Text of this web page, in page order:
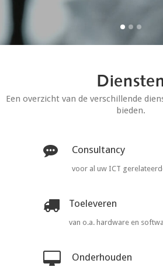
Een overzicht van de verschillende
bieden.
Consultancy
voor al uw ICT
Toeleveren
van o.a. hardware en
Onderhouden